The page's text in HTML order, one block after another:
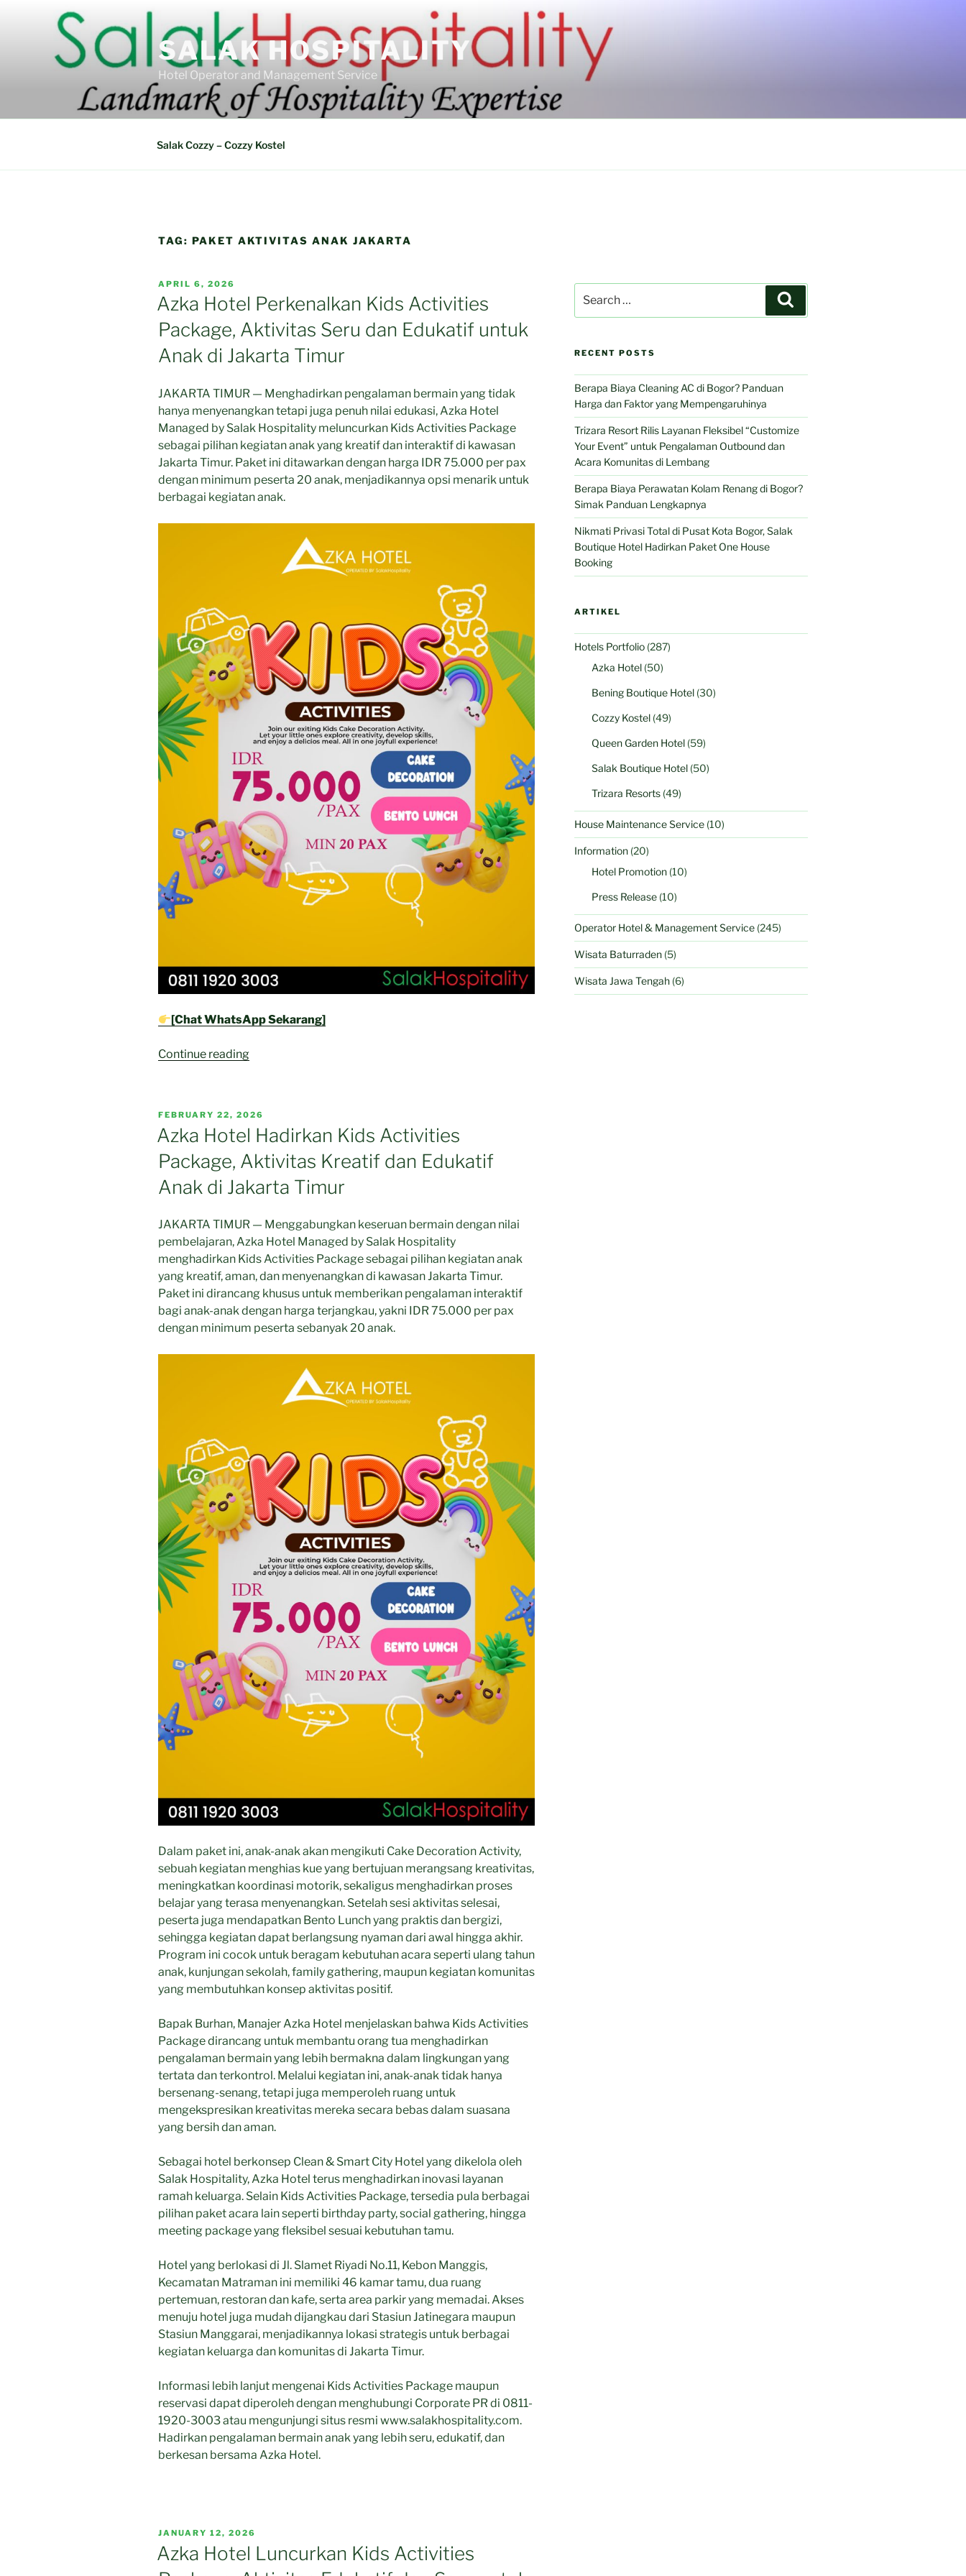
SALAK HOSPITALITY
Hotel Operator and Management Service
Salak Cozzy – Cozzy Kostel
TAG: PAKET AKTIVITAS ANAK JAKARTA
POSTED
ON
APRIL 6, 2026
Azka Hotel Perkenalkan Kids Activities
Package, Aktivitas Seru dan Edukatif untuk
Anak di Jakarta Timur
JAKARTA TIMUR — Menghadirkan pengalaman bermain yang tidak
hanya menyenangkan tetapi juga penuh nilai edukasi, Azka Hotel
Managed by Salak Hospitality meluncurkan Kids Activities Package
sebagai pilihan kegiatan anak yang kreatif dan interaktif di kawasan
Jakarta Timur. Paket ini ditawarkan dengan harga IDR 75.000 per pax
dengan minimum peserta 20 anak, menjadikannya opsi menarik untuk
berbagai kegiatan anak.
[Chat WhatsApp Sekarang]
Continue reading“Azka
Activities
Package,
Aktivitas
dan
untuk
Anak
di
Jakarta
Timur”
POSTED
ON
FEBRUARY 22, 2026
Azka Hotel Hadirkan Kids Activities
Package, Aktivitas Kreatif dan Edukatif
Anak di Jakarta Timur
JAKARTA TIMUR — Menggabungkan keseruan bermain dengan nilai
pembelajaran, Azka Hotel Managed by Salak Hospitality
menghadirkan Kids Activities Package sebagai pilihan kegiatan anak
yang kreatif, aman, dan menyenangkan di kawasan Jakarta Timur.
Paket ini dirancang khusus untuk memberikan pengalaman interaktif
bagi anak-anak dengan harga terjangkau, yakni IDR 75.000 per pax
dengan minimum peserta sebanyak 20 anak.
Dalam paket ini, anak-anak akan mengikuti Cake Decoration Activity,
sebuah kegiatan menghias kue yang bertujuan merangsang kreativitas,
meningkatkan koordinasi motorik, sekaligus menghadirkan proses
belajar yang terasa menyenangkan. Setelah sesi aktivitas selesai,
peserta juga mendapatkan Bento Lunch yang praktis dan bergizi,
sehingga kegiatan dapat berlangsung nyaman dari awal hingga akhir.
Program ini cocok untuk beragam kebutuhan acara seperti ulang tahun
anak, kunjungan sekolah, family gathering, maupun kegiatan komunitas
yang membutuhkan konsep aktivitas positif.
Bapak Burhan, Manajer Azka Hotel menjelaskan bahwa Kids Activities
Package dirancang untuk membantu orang tua menghadirkan
pengalaman bermain yang lebih bermakna dalam lingkungan yang
tertata dan terkontrol. Melalui kegiatan ini, anak-anak tidak hanya
bersenang-senang, tetapi juga memperoleh ruang untuk
mengekspresikan kreativitas mereka secara bebas dalam suasana
yang bersih dan aman.
Sebagai hotel berkonsep Clean & Smart City Hotel yang dikelola oleh
Salak Hospitality, Azka Hotel terus menghadirkan inovasi layanan
ramah keluarga. Selain Kids Activities Package, tersedia pula berbagai
pilihan paket acara lain seperti birthday party, social gathering, hingga
meeting package yang fleksibel sesuai kebutuhan tamu.
Hotel yang berlokasi di Jl. Slamet Riyadi No.11, Kebon Manggis,
Kecamatan Matraman ini memiliki 46 kamar tamu, dua ruang
pertemuan, restoran dan kafe, serta area parkir yang memadai. Akses
menuju hotel juga mudah dijangkau dari Stasiun Jatinegara maupun
Stasiun Manggarai, menjadikannya lokasi strategis untuk berbagai
kegiatan keluarga dan komunitas di Jakarta Timur.
Informasi lebih lanjut mengenai Kids Activities Package maupun
reservasi dapat diperoleh dengan menghubungi Corporate PR di 0811-
1920-3003 atau mengunjungi situs resmi www.salakhospitality.com.
Hadirkan pengalaman bermain anak yang lebih seru, edukatif, dan
berkesan bersama Azka Hotel.
POSTED
JANUARY 12, 2026
Azka Hotel Luncurkan Kids Activities
for:
RECENT POSTS
Berapa Biaya Cleaning AC di Bogor? Panduan
Harga dan Faktor yang Mempengaruhinya
Trizara Resort Rilis Layanan Fleksibel “Customize
Your Event” untuk Pengalaman Outbound dan
Acara Komunitas di Lembang
Berapa Biaya Perawatan Kolam Renang di Bogor?
Simak Panduan Lengkapnya
Nikmati Privasi Total di Pusat Kota Bogor, Salak
Boutique Hotel Hadirkan Paket One House
Booking
ARTIKEL
Hotels Portfolio(287)
Azka Hotel(50)
Bening Boutique Hotel(30)
Cozzy Kostel(49)
Queen Garden Hotel(59)
Salak Boutique Hotel(50)
Trizara Resorts(49)
House Maintenance Service(10)
Information(20)
Hotel Promotion(10)
Press Release(10)
Operator Hotel & Management Service(245)
Wisata Baturraden(5)
Wisata Jawa Tengah(6)